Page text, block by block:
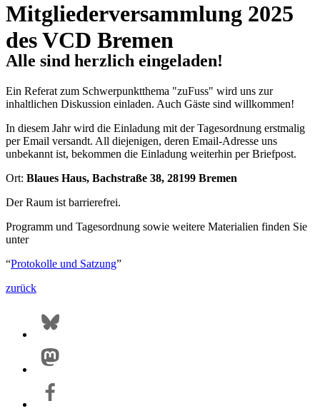
Mitgliederversammlung 2025
des VCD Bremen
Alle sind herzlich eingeladen!
Ein Referat zum Schwerpunktthema "zuFuss" wird uns zur
inhaltlichen Diskussion einladen. Auch Gäste sind willkommen!
In diesem Jahr wird die Einladung mit der Tagesordnung erstmalig
per Email versandt. All diejenigen, deren Email-Adresse uns
unbekannt ist, bekommen die Einladung weiterhin per Briefpost.
Ort: Blaues Haus, Bachstraße 38, 28199 Bremen
Der Raum ist barrierefrei.
Programm und Tagesordnung sowie weitere Materialien finden Sie
unter
“Protokolle und Satzung”
zurück